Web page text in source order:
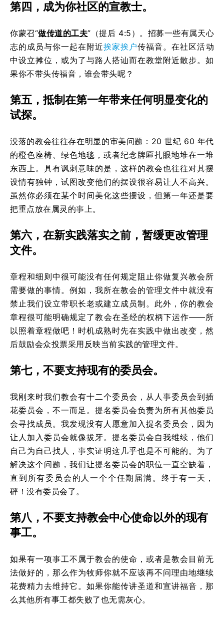
第四，成为你社区的宣教士。
你蒙召“做传道的工夫”（提后 4:5）。招募一些有属天心
志的成员与你一起在附近挨家挨户传福音。在社区活动
中设立摊位，或为了与路人搭讪而在教堂附近散步。如
果你不带头传福音，谁会带头呢？
第五，抵制在第一年带来任何明显变化的
试探。
没落的教会往往存在明显的审美问题：20 世纪 60 年代
的橙色座椅、绿色地毯，或者纪念牌匾扎眼地堆在一堆
东西上。具有讽刺意味的是，这样的教会也往往对其摆
设情有独钟，试图改变他们的摆设很容易让人不高兴。
虽然你必须在某个时间美化这些摆设，但第一年还是要
把重点放在属灵的事上。
第六，在新实践落实之前，暂缓更改管理
文件。
章程和细则中很可能没有任何规定阻止你做复兴教会所
需要做的事情。例如，我所在教会的管理文件中就没有
禁止我们设立带职长老或建立成员制。此外，你的教会
章程很可能明确规定了教会在圣经的权柄下运作——所
以照着章程做吧！时机成熟时先在实践中做出改变，然
后鼓励会众投票采用反映当前实践的管理文件。
第七，不要支持现有的委员会。
我刚来时我们教会有十二个委员会，从人事委员会到插
花委员会，不一而足。提名委员会负责为所有其他委员
会寻找成员。我发现没有人愿意加入提名委员会，因为
让人加入委员会就像拔牙。提名委员会自我维续，他们
自己为自己找人，事实证明这几乎也是不可能的。为了
解决这个问题，我们让提名委员会的职位一直空缺着，
直到所有委员会的人一个个任期届满。终于有一天，
砰！没有委员会了。
第八，不要支持教会中心使命以外的现有
事工。
如果有一项事工不属于教会的使命，或者是教会目前无
法做好的，那么作为牧师你就不应该再不问理由地继续
花费精力去维持它。如果你能传讲圣道和宣讲福音，那
么其他所有事工都失败了也无需灰心。